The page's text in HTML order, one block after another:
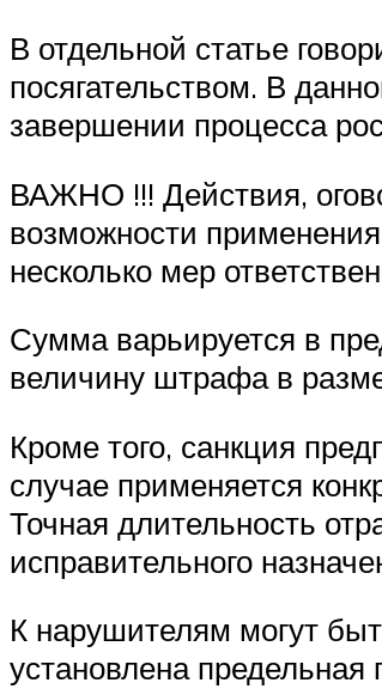
В отдельной статье
посягательством. В
завершении процесса
ВАЖНО !!! Действия,
возможности
несколько мер
Сумма варьируется в
величину штрафа в
Кроме того, санкция
случае применяется
Точная длительность
исправительного
К нарушителям могут
установлена предельная